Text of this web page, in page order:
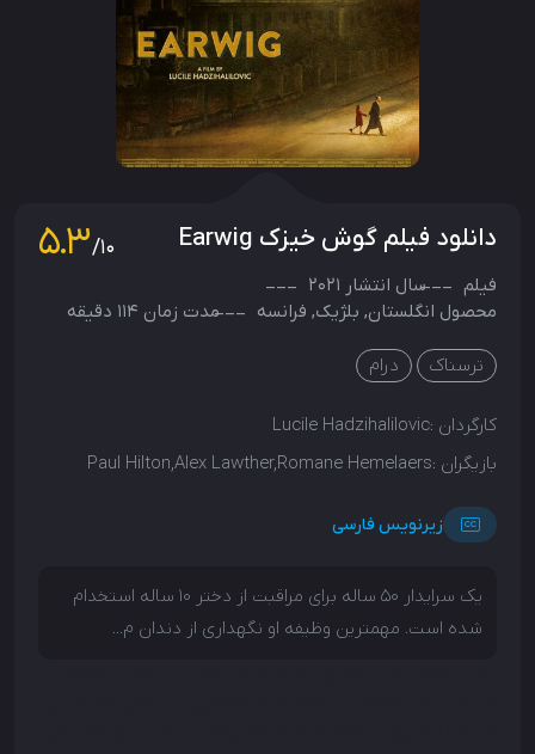
دانلود فیلم گوش خیزک Earwig 5.3/10
فیلم سال انتشار 2021
محصول انگلستان, بلژیک, فرانسه مدت زمان 114 دقیقه
ترسناک درام
کارگردان :Lucile Hadzihalilovic
بازیگران :Paul Hilton,Alex Lawther,Romane Hemelaers
زیرنویس فارسی
یک سرایدار 50 ساله برای مراقبت از دختر 10 ساله استخدام
شده است. مهمترین وظیفه او نگهداری از دندان م...